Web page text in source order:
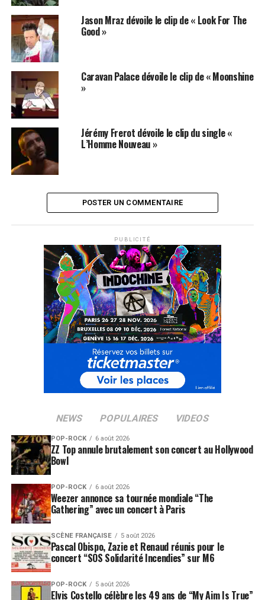
Heroin
No one kills us Anymore
Galliano
Caviar
Escargot
Dom Pérignon
Boring
Love of my life
Bear your child
Everything I’ve ever wanted
Boring
Nothing thrills us Anymore
No one kills us Anymore
Life is such a chore
When it’s…
(When it’s boring)
Life is such a chore
When it’s…
Boring
SUJETS ASSOCIÉS: CLIP THE PIERCES
Jason Mraz dévoile le clip de « Look For The
Good »
Caravan Palace dévoile le clip de « Moonshine
»
Jérémy Frerot dévoile le clip du single «
L’Homme Nouveau »
POSTER UN COMMENTAIRE
PUBLICITÉ
NEWS POPULAIRES VIDEOS
POP-ROCK 6 août 2026
ZZ Top annule brutalement son concert au Hollywood
Bowl
POP-ROCK 6 août 2026
Weezer annonce sa tournée mondiale “The
Gathering” avec un concert à Paris
SCÈNE FRANÇAISE 5 août 2026
Pascal Obispo, Zazie et Renaud réunis pour le
concert “SOS Solidarité Incendies” sur M6
POP-ROCK 5 août 2026
Elvis Costello célèbre les 49 ans de “My Aim Is True”